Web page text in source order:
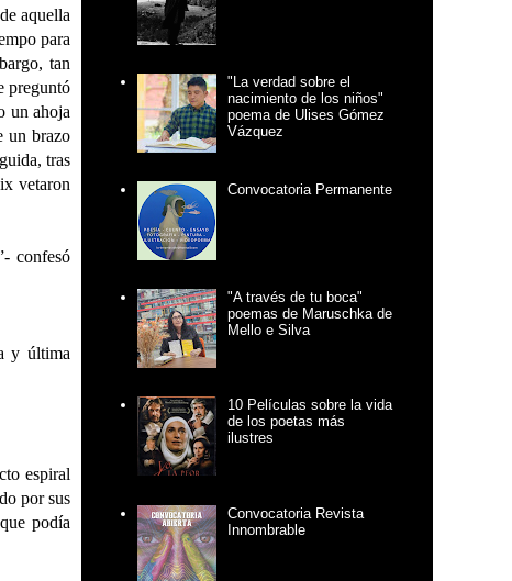
aquella
para
tan
preguntó
un ahoja
un brazo
tras
vetaron
confesó
y última
espiral
por sus
podía
"La verdad sobre el
nacimiento de los niños"
poema de Ulises Gómez
Vázquez
Convocatoria Permanente
"A través de tu boca"
poemas de Maruschka de
Mello e Silva
10 Películas sobre la vida
de los poetas más
ilustres
Convocatoria Revista
Innombrable